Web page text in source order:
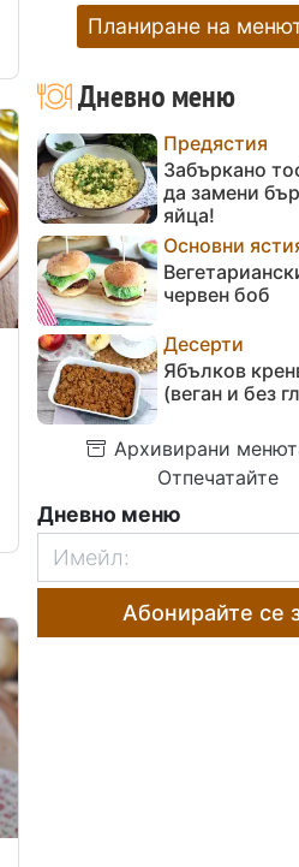
Планиране на
Дневно меню
Предястия
Забъркано
да замени
яйца!
Основни
червен боб
Десерти
Ябълков
(веган и без
Архивирани
Отпечатайте
Дневно меню
Абонирайте се